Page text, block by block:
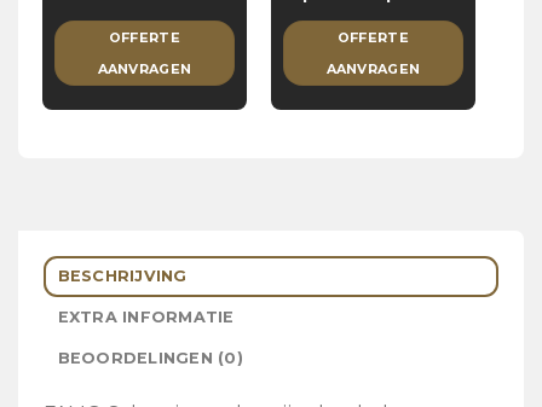
OFFERTE
AANVRAGEN
OFFERTE
AANVRAGEN
BESCHRIJVING
EXTRA INFORMATIE
BEOORDELINGEN (0)